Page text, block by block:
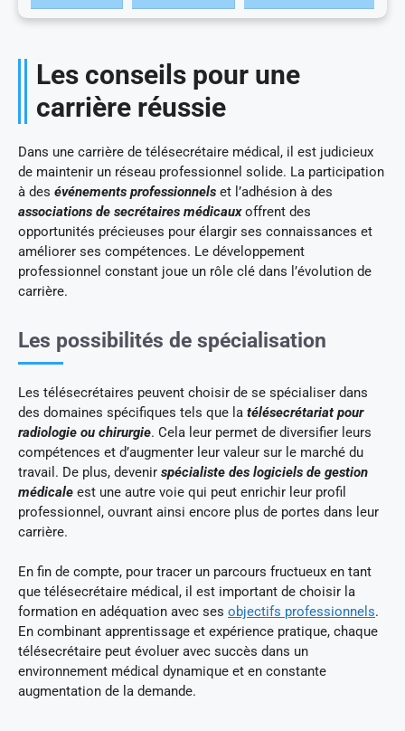
Les conseils pour une
carrière réussie
Dans une carrière de télésecrétaire médical, il est judicieux
de maintenir un réseau professionnel solide. La participation
à des événements professionnels et l’adhésion à des
associations de secrétaires médicauxoffrent des
opportunités précieuses pour élargir ses connaissances et
améliorer ses compétences. Le développement
professionnel constant joue un rôle clé dans l’évolution de
carrière.
Les possibilités de spécialisation
Les télésecrétaires peuvent choisir de se spécialiser dans
des domaines spécifiques tels que la télésecrétariat pour
radiologie ou chirurgie. Cela leur permet de diversifier leurs
compétences et d’augmenter leur valeur sur le marché du
travail. De plus, devenir spécialiste des logiciels de gestion
médicale est une autre voie qui peut enrichir leur profil
professionnel, ouvrant ainsi encore plus de portes dans leur
carrière.
En fin de compte, pour tracer un parcours fructueux en tant
que télésecrétaire médical, il est important de choisir la
formation en adéquation avec ses objectifs professionnels.
En combinant apprentissage et expérience pratique, chaque
télésecrétaire peut évoluer avec succès dans un
environnement médical dynamique et en constante
augmentation de la demande.